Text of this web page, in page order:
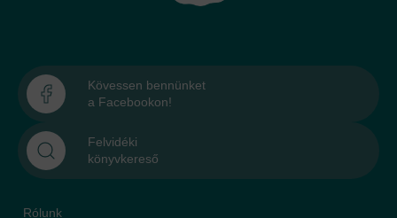
Kövessen bennünket
a Facebookon!
Felvidéki
könyvkereső
Rólunk